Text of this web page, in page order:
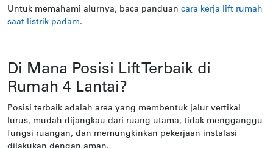
Untuk memahami alurnya, baca panduan cara kerja lift rumah
saat listrik padam.
Di Mana Posisi Lift Terbaik di
Rumah 4 Lantai?
Posisi terbaik adalah area yang membentuk jalur vertikal
lurus, mudah dijangkau dari ruang utama, tidak mengganggu
fungsi ruangan, dan memungkinkan pekerjaan instalasi